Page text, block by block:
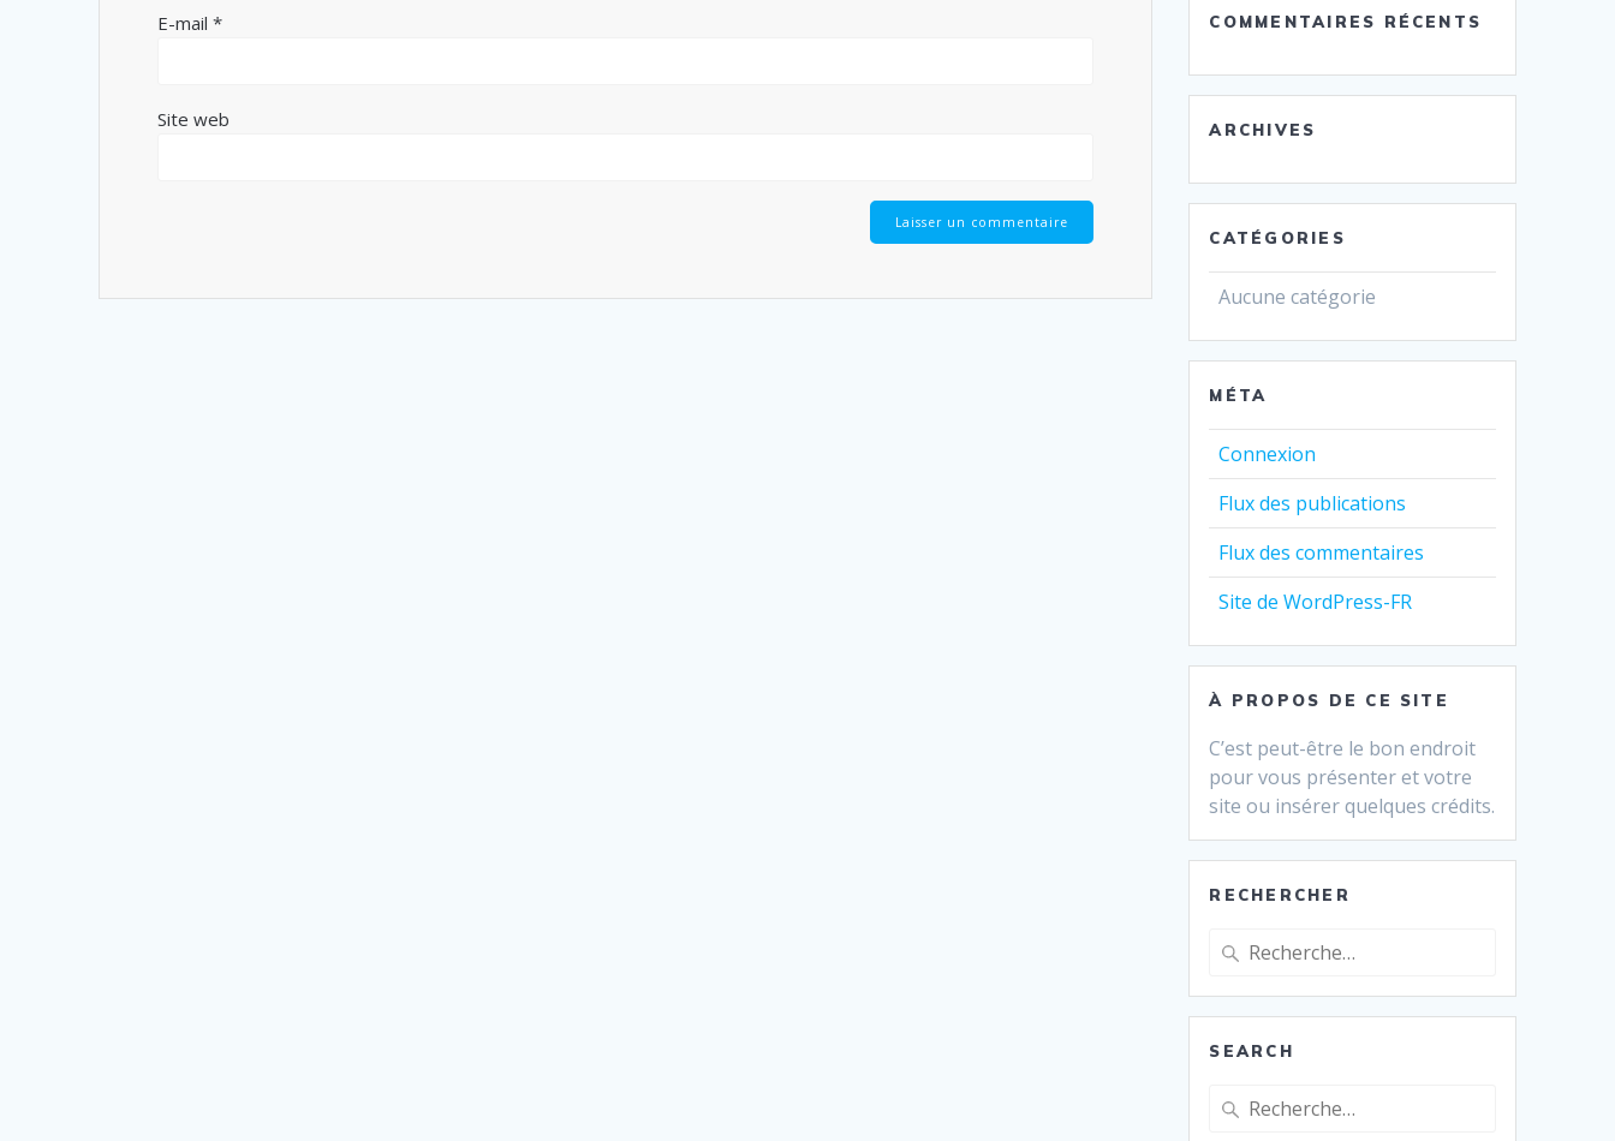
E-mail*
Site web
COMMENTAIRES RÉCENTS
ARCHIVES
CATÉGORIES
Aucune catégorie
MÉTA
Connexion
Flux des publications
Flux des commentaires
Site de WordPress-FR
À PROPOS DE CE SITE
C’est peut-être le bon endroit
pour vous présenter et votre
site ou insérer quelques crédits.
RECHERCHER
Recherche
pour
:
SEARCH
Recherche
pour